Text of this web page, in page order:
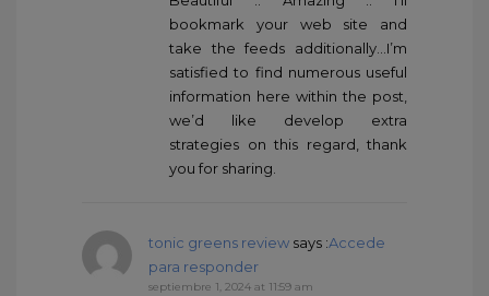
bookmark your web site and
take the feeds additionally…I’m
satisfied to find numerous useful
information here within the post,
we’d like develop extra
strategies on this regard, thank
you for sharing.
tonic greens review says :Accede
para responder
septiembre 1, 2024 at 11:59 am